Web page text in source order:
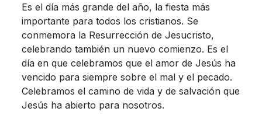
Es el día más grande del año, la fiesta más
importante para todos los cristianos. Se
conmemora la Resurrección de Jesucristo,
celebrando también un nuevo comienzo. Es el
día en que celebramos que el amor de Jesús ha
vencido para siempre sobre el mal y el pecado.
Celebramos el camino de vida y de salvación que
Jesús ha abierto para nosotros.